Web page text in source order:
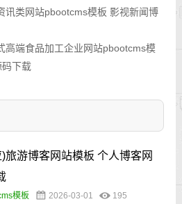
讯类网站pbootcms模板 影视新闻博
高端食品加工企业网站pbootcms模
下载
旅游博客网站模板 个人博客网
模板 2026-03-01 195